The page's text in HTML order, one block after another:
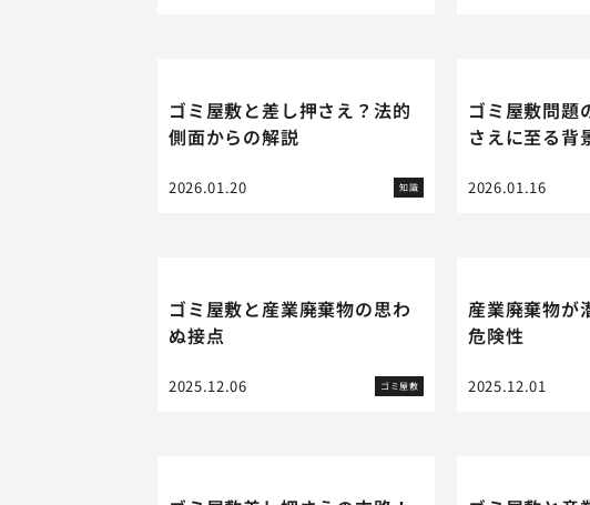
ゴミ屋敷と差し押さえ？法的
側面からの解説
2026.01.20 知識
ゴミ屋敷問題
さえに至る背
2026.01.16
ゴミ屋敷と産業廃棄物の思わ
ぬ接点
2025.12.06 ゴミ屋敷
産業廃棄物が
危険性
2025.12.01